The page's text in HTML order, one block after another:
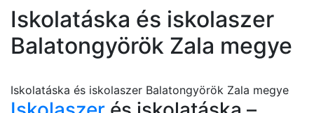
Iskolatáska és iskolaszer
Balatongyörök Zala megye
Iskolatáska és iskolaszer Balatongyörök Zala megye